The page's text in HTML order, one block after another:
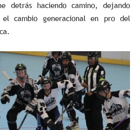
detrás haciendo camino, dejando
el cambio generacional en pro del